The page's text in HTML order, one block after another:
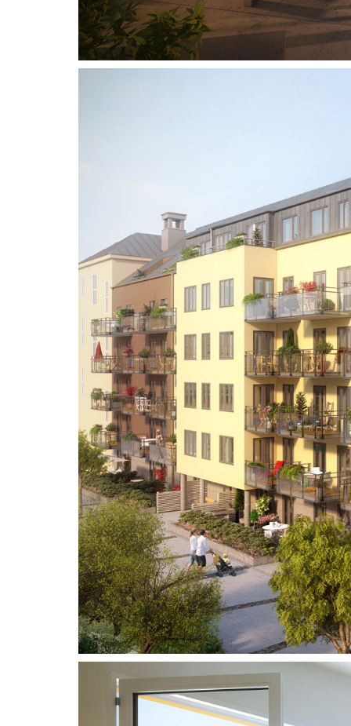
Adress
Vikdalsgränd 10A
131 52 Nacka Strand
Sverige
Telefon
08 - 716 87 50
Follow Us
Copyright © 3DHouse.se. All Rights Reserved